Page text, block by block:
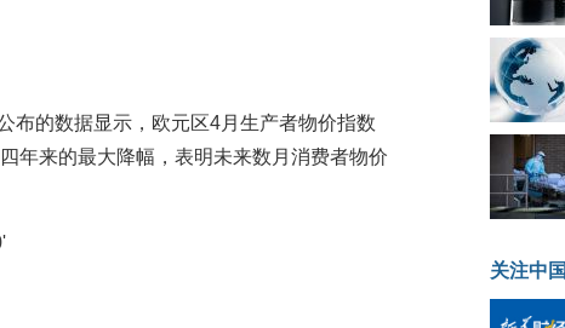
布的数据显示，欧元区4月生产者物价指数
年来的最大降幅，表明未来数月消费者物价
关注中